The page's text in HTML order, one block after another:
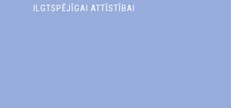
ILGTSPĒJĪGAI ATTĪSTĪBAI